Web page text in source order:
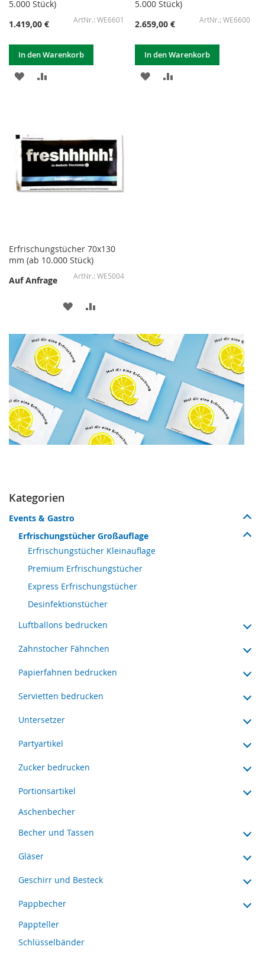
5.000 Stück)
1.419,00 €
WE6601
In den Warenkorb
ZUR
5.000 Stück)
2.659,00 €
WE6600
In den Warenkorb
ZUR
Erfrischungstücher 70x130
mm (ab 10.000 Stück)
Auf Anfrage
WE5004
ZUR
HINZUFÜGEN
HINZUFÜGEN
Kategorien
Events & Gastro
Erfrischungstücher Großauflage
Erfrischungstücher Kleinauflage
Premium Erfrischungstücher
Express Erfrischungstücher
Desinfektionstücher
Luftballons bedrucken
Zahnstocher Fähnchen
Papierfahnen bedrucken
Servietten bedrucken
Untersetzer
Partyartikel
Zucker bedrucken
Portionsartikel
Aschenbecher
Becher und Tassen
Gläser
Geschirr und Besteck
Pappbecher
Pappteller
Schlüsselbänder